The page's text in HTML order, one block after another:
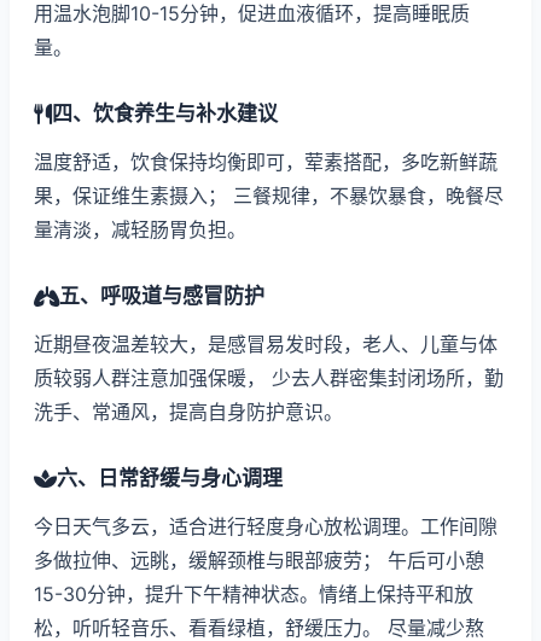
用温水泡脚10-15分钟，促进血液循环，提高睡眠质
量。
四、饮食养生与补水建议
温度舒适，饮食保持均衡即可，荤素搭配，多吃新鲜蔬
果，保证维生素摄入； 三餐规律，不暴饮暴食，晚餐尽
量清淡，减轻肠胃负担。
五、呼吸道与感冒防护
近期昼夜温差较大，是感冒易发时段，老人、儿童与体
质较弱人群注意加强保暖， 少去人群密集封闭场所，勤
洗手、常通风，提高自身防护意识。
六、日常舒缓与身心调理
今日天气多云，适合进行轻度身心放松调理。工作间隙
多做拉伸、远眺，缓解颈椎与眼部疲劳； 午后可小憩
15-30分钟，提升下午精神状态。情绪上保持平和放
松，听听轻音乐、看看绿植，舒缓压力。 尽量减少熬